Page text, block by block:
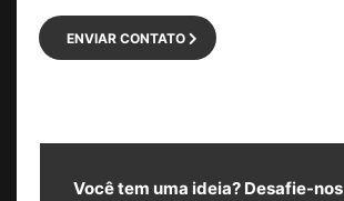
ENVIAR CONTATO
Você tem uma ideia? Desafie-nos